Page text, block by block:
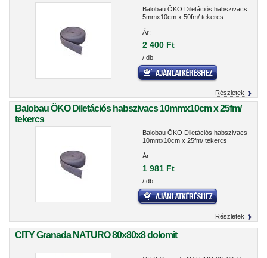
Balobau ÖKO Diletációs habszivacs
5mmx10cm x 50fm/ tekercs
Ár:
2 400 Ft
/ db
Részletek
Balobau ÖKO Diletációs habszivacs 10mmx10cm x 25fm/
tekercs
Balobau ÖKO Diletációs habszivacs
10mmx10cm x 25fm/ tekercs
Ár:
1 981 Ft
/ db
Részletek
CITY Granada NATURO 80x80x8 dolomit